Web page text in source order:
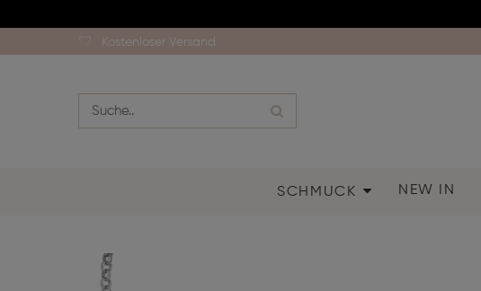
Kostenloser Versand
SCHMUCK NEW IN